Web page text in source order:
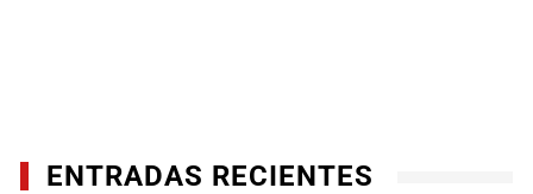
ENTRADAS RECIENTES